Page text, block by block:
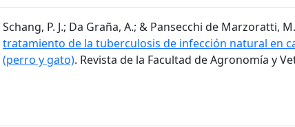
Schang, P. J.; Da Graña, A.; & Pansecchi de Marzoratti,
tratamiento de la tuberculosis de infección natural en
(perro y gato). Revista de la Facultad de Agronomía y